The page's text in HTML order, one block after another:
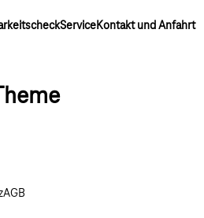
ServiceKontakt und Anfahrt
AGB